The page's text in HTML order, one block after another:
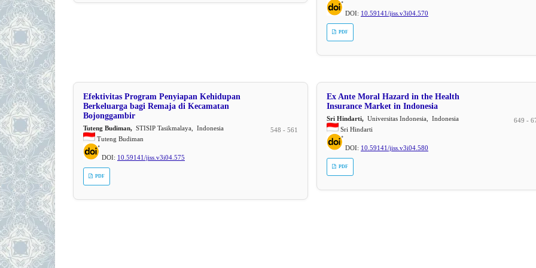
DOI: 10.59141/jiss.v3i04.570
PDF
Efektivitas Program Penyiapan Kehidupan
Berkeluarga bagi Remaja di Kecamatan
Bojonggambir
Tuteng Budiman, STISIP Tasikmalaya, Indonesia
Tuteng Budiman
DOI: 10.59141/jiss.v3i04.575
548 - 561
PDF
Ex Ante Moral Hazard in the Health
Insurance Market in Indonesia
Sri Hindarti, Universitas Indonesia, Indonesia
Sri Hindarti
DOI: 10.59141/jiss.v3i04.580
649 -
PDF